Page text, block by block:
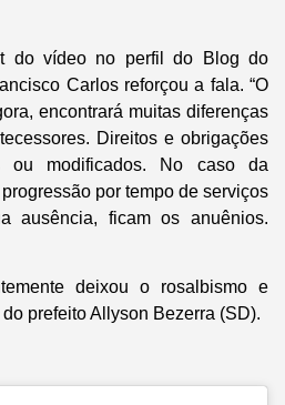
do vídeo no perfil do
Blog do
Carlos reforçou a fala. “O
encontrará muitas diferenças
Direitos e obrigações
ou modificados. No caso da
por tempo de serviços
ausência, ficam os anuênios.
deixou o rosalbismo e
prefeito Allyson Bezerra (SD).